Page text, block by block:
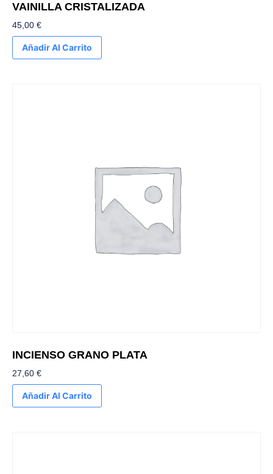
VAINILLA CRISTALIZADA
45,00 €
Añadir Al Carrito
INCIENSO GRANO PLATA
27,60 €
Añadir Al Carrito